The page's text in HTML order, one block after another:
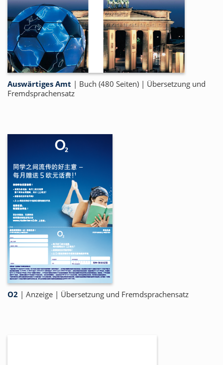
Auswärtiges Amt | Buch (480 Seiten) | Übersetzung und
Fremdsprachensatz
O2 | Anzeige | Übersetzung und Fremdsprachensatz